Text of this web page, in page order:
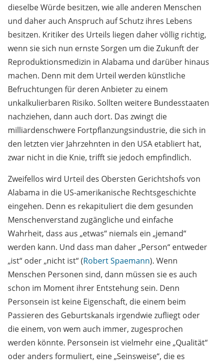
dieselbe Würde besitzen, wie alle anderen Menschen
und daher auch Anspruch auf Schutz ihres Lebens
besitzen. Kritiker des Urteils liegen daher völlig richtig,
wenn sie sich nun ernste Sorgen um die Zukunft der
Reproduktionsmedizin in Alabama und darüber hinaus
machen. Denn mit dem Urteil werden künstliche
Befruchtungen für deren Anbieter zu einem
unkalkulierbaren Risiko. Sollten weitere Bundesstaaten
nachziehen, dann auch dort. Das zwingt die
milliardenschwere Fortpflanzungsindustrie, die sich in
den letzten vier Jahrzehnten in den USA etabliert hat,
zwar nicht in die Knie, trifft sie jedoch empfindlich.
Zweifellos wird Urteil des Obersten Gerichtshofs von
Alabama in die US-amerikanische Rechtsgeschichte
eingehen. Denn es rekapituliert die dem gesunden
Menschenverstand zugängliche und einfache
Wahrheit, dass aus „etwas“ niemals ein „jemand“
werden kann. Und dass man daher „Person“ entweder
„ist“ oder „nicht ist“ (Robert Spaemann). Wenn
Menschen Personen sind, dann müssen sie es auch
schon im Moment ihrer Entstehung sein. Denn
Personsein ist keine Eigenschaft, die einem beim
Passieren des Geburtskanals irgendwie zufliegt oder
die einem, von wem auch immer, zugesprochen
werden könnte. Personsein ist vielmehr eine „Qualität“
oder anders formuliert, eine „Seinsweise“, die es